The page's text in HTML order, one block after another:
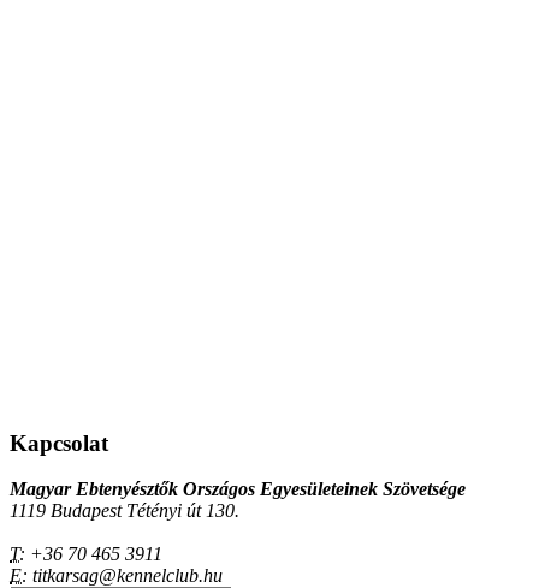
Kapcsolat
Magyar Ebtenyésztők Országos Egyesületeinek Szövetsége
1119 Budapest Tétényi út 130.
T: +36 70 465 3911
E: titkarsag@kennelclub.hu